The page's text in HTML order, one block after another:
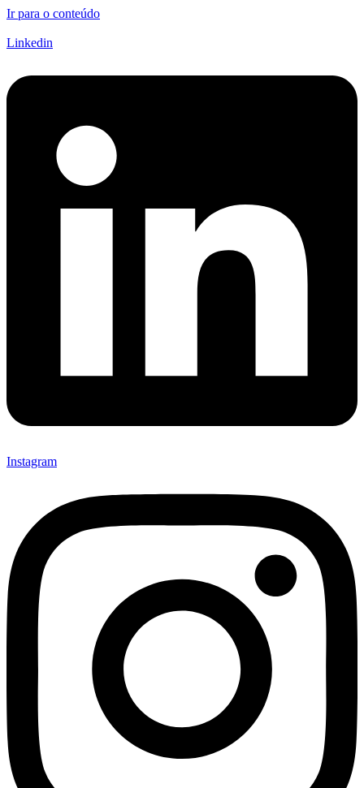
Ir para o conteúdo
Linkedin
Instagram